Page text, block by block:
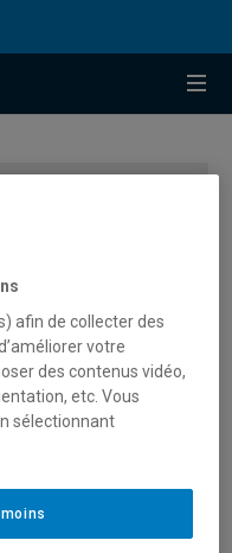
publicitaires pour
Youtube.
afin de collecter des
votre
des contenus vidéo,
etc. Vous
sélectionnant